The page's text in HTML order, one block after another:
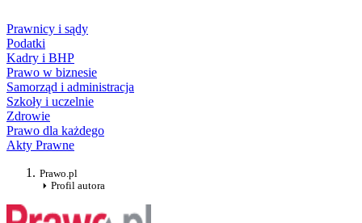
Prawnicy i sądy
Podatki
Kadry i BHP
Prawo w biznesie
Samorząd i administracja
Szkoły i uczelnie
Zdrowie
Prawo dla każdego
Akty Prawne
Prawo.pl
Profil autora